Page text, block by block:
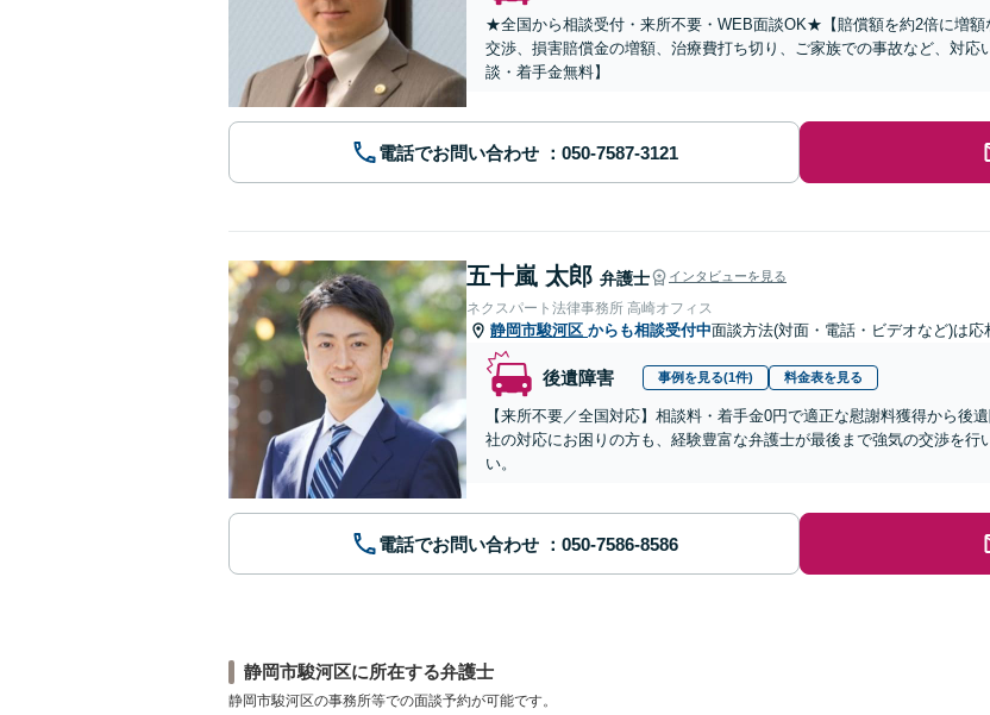
★全国から相談受付・来所不要・WEB面談OK★【賠償額を約2倍に増
交渉、損害賠償金の増額、治療費打ち切り、ご家族での事故など、対
談・着手金無料】
電話でお問い合わせ
五十嵐 太郎 弁護士 インタビューを見る
ネクスパート法律事務所 高崎オフィス
静岡市駿河区 からも相談受付中面談方法(対面・電話・ビデオなど)は応
後遺障害 事例を見る(1件) 料金表を見る
【来所不要／全国対応】相談料・着手金0円で適正な慰謝料獲得から後
社の対応にお困りの方も、経験豊富な弁護士が最後まで強気の交渉を行
い。
電話でお問い合わせ
静岡市駿河区に所在する弁護士
静岡市駿河区の事務所等での面談予約が可能です。